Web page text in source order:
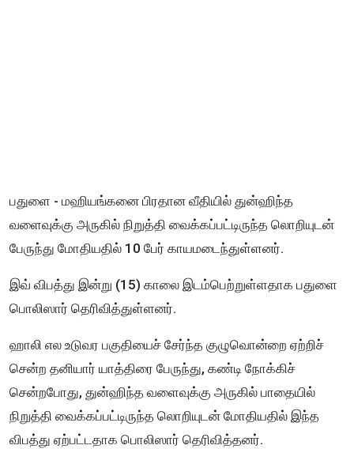
பதுளை - மஹியங்கனை பிரதான வீதியில் துன்ஹிந்த
வளைவுக்கு அருகில் நிறுத்தி வைக்கப்பட்டிருந்த லொறியுடன்
பேருந்து மோதியதில் 10 பேர் காயமடைந்துள்ளனர்.
இவ் விபத்து இன்று (15) காலை இடம்பெற்றுள்ளதாக பதுளை
பொலிஸார் தெரிவித்துள்ளனர்.
ஹாலி எல உடுவர பகுதியைச் சேர்ந்த குழுவொன்றை ஏற்றிச்
சென்ற தனியார் யாத்திரை பேருந்து, கண்டி நோக்கிச்
சென்றபோது, துன்ஹிந்த வளைவுக்கு அருகில் பாதையில்
நிறுத்தி வைக்கப்பட்டிருந்த லொறியுடன் மோதியதில் இந்த
விபத்து ஏற்பட்டதாக பொலிஸார் தெரிவித்தனர்.